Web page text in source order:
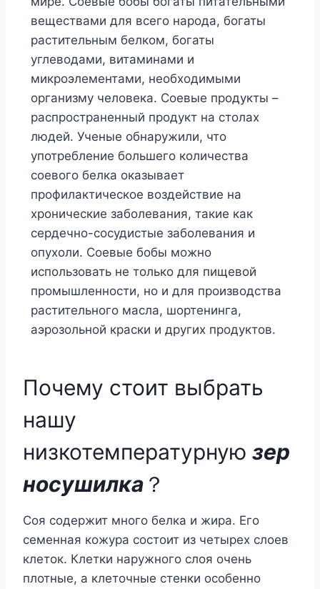
веществами для всего народа, богаты
растительным белком, богаты
углеводами, витаминами и
микроэлементами, необходимыми
организму человека. Соевые продукты –
распространенный продукт на столах
людей. Ученые обнаружили, что
употребление большего количества
соевого белка оказывает
профилактическое воздействие на
хронические заболевания, такие как
сердечно-сосудистые заболевания и
опухоли. Соевые бобы можно
использовать не только для пищевой
промышленности, но и для производства
растительного масла, шортенинга,
аэрозольной краски и других продуктов.
Почему стоит выбрать
нашу
низкотемпературную зер
носушилка ？
Соя содержит много белка и жира. Его
семенная кожура состоит из четырех слоев
клеток. Клетки наружного слоя очень
плотные, а клеточные стенки особенно